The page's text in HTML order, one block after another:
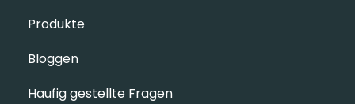
Produkte
Bloggen
Haufig gestellte Fragen